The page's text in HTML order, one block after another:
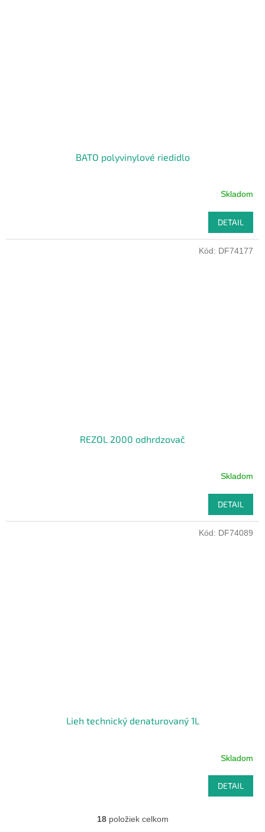
BATO polyvinylové riedidlo
Skladom
DETAIL
REZOL 2000 odhrdzovač
Skladom
DETAIL
Kód: DF74177
Lieh technický denaturovaný 1L
Skladom
DETAIL
Kód: DF74089
O
18položiek celkom